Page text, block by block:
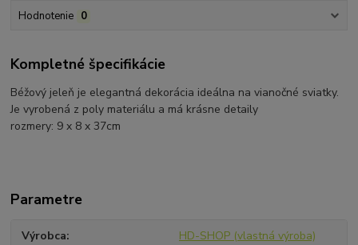
Hodnotenie 0
Kompletné špecifikácie
Béžový jeleň je elegantná dekorácia ideálna na vianočné sviatky.
Je vyrobená z poly materiálu a má krásne detaily
rozmery: 9 x 8 x 37cm
Parametre
Výrobca HD-SHOP (vlastná výroba)